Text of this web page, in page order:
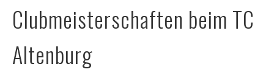
Clubmeisterschaften beim TC
Altenburg